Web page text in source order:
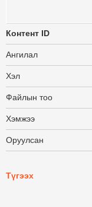
Контент ID
Ангилал
Хэл
Файлын тоо
Хэмжээ
Оруулсан
Түгээх